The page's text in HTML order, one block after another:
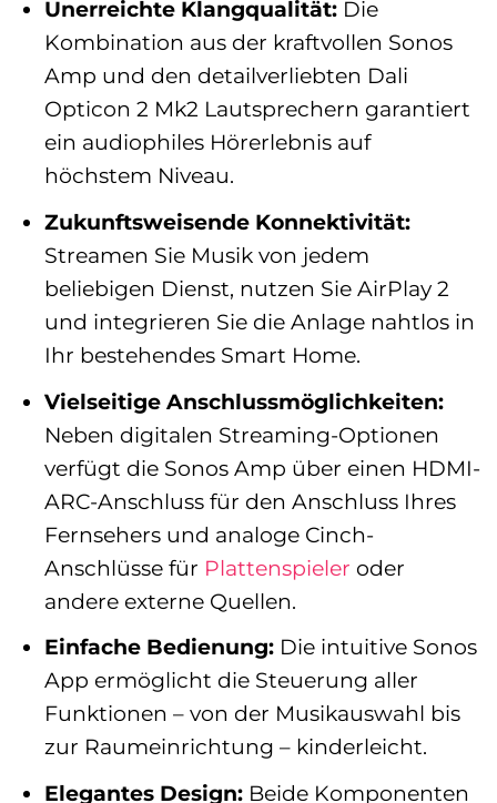
Unerreichte Klangqualität:Die
Kombination aus der kraftvollen Sonos
Amp und den detailverliebten Dali
Opticon 2 Mk2 Lautsprechern garantiert
ein audiophiles Hörerlebnis auf
höchstem Niveau.
Zukunftsweisende Konnektivität:
Streamen Sie Musik von jedem
beliebigen Dienst, nutzen Sie AirPlay 2
und integrieren Sie die Anlage nahtlos in
Ihr bestehendes Smart Home.
Vielseitige Anschlussmöglichkeiten:
Neben digitalen Streaming-Optionen
verfügt die Sonos Amp über einen HDMI-
ARC-Anschluss für den Anschluss Ihres
Fernsehers und analoge Cinch-
Anschlüsse für Plattenspieler oder
andere externe Quellen.
Einfache Bedienung:Die intuitive Sonos
App ermöglicht die Steuerung aller
Funktionen – von der Musikauswahl bis
zur Raumeinrichtung – kinderleicht.
Elegantes Design:Beide Komponenten